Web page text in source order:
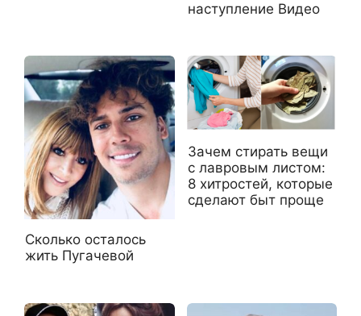
наступление Видео
Сколько осталось
жить Пугачевой
Зачем стирать вещи
с лавровым листом:
8 хитростей, которые
сделают быт проще